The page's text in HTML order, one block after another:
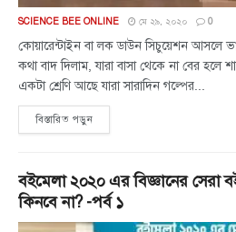
SCIENCE BEE ONLINE মে ২৯, ২০২০ 0
কোয়ারেন্টাইন বা লক ডাউন সিচুয়েশন আসলে
কথা বাদ দিলাম, যারা বাসা থেকে না বের হলে
একটা শ্রেণি আছে যারা সারাদিন গল্পের...
বিস্তারিত পড়ুন
বইমেলা ২০২০ এর বিজ্ঞানের সেরা
কিনবে না? -পর্ব ১